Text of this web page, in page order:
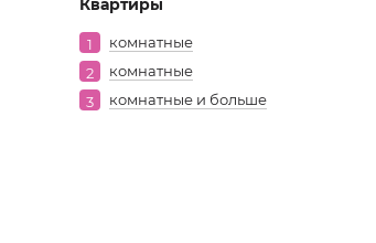
Квартиры
1
комнатные
2
комнатные
3
комнатные и больше